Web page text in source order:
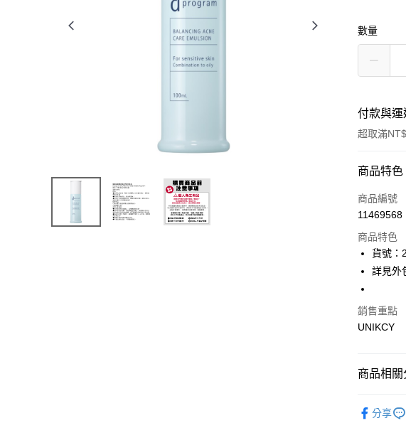
數量
付款與運
超取滿
付款方式
icash Pay
超商取貨
LINE Pay
街口支付
Google
商品特色
商品編號
11469568
商品特色
貨號：
詳見外
銷售重點
UNIKCY
商品相關
分享